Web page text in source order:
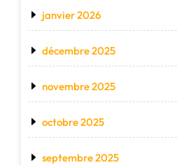
janvier 2026
décembre 2025
novembre 2025
octobre 2025
septembre 2025